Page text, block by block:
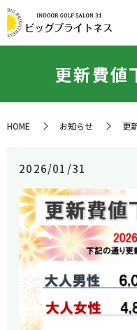
更新費値
HOME お知らせ 更
2026/01/31